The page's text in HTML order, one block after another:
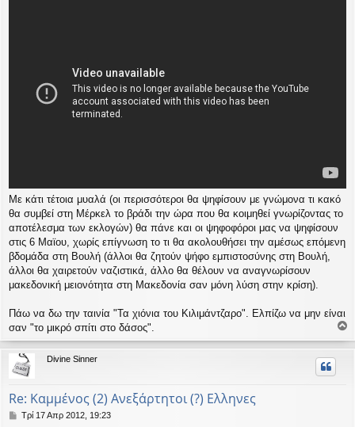
Με κάτι τέτοια μυαλά (οι περισσότεροι θα ψηφίσουν με γνώμονα τι κακό
θα συμβεί στη Μέρκελ το βράδι την ώρα που θα κοιμηθεί γνωρίζοντας το
αποτέλεσμα των εκλογών) θα πάνε και οι ψηφοφόροι μας να ψηφίσουν
στις 6 Μαϊου, χωρίς επίγνωση το τι θα ακολουθήσει την αμέσως επόμενη
βδομάδα στη Βουλή (άλλοι θα ζητούν ψήφο εμπιστοσύνης στη Βουλή,
άλλοι θα χαιρετούν ναζιστικά, άλλο θα θέλουν να αναγνωρίσουν
μακεδονική μειονότητα στη Μακεδονία σαν μόνη λύση στην κρίση).
Πάω να δω την ταινία "Τα χιόνια του Κιλιμάντζαρο". Ελπίζω να μην είναι
σαν "το μικρό σπίτι στο δάσος".
ρ
Divine Sinner
Re: Καμμένος (2) Ανεξάρτητοι (?) Ελληνες
ΔΤρί 17 Απρ 2012, 19:23